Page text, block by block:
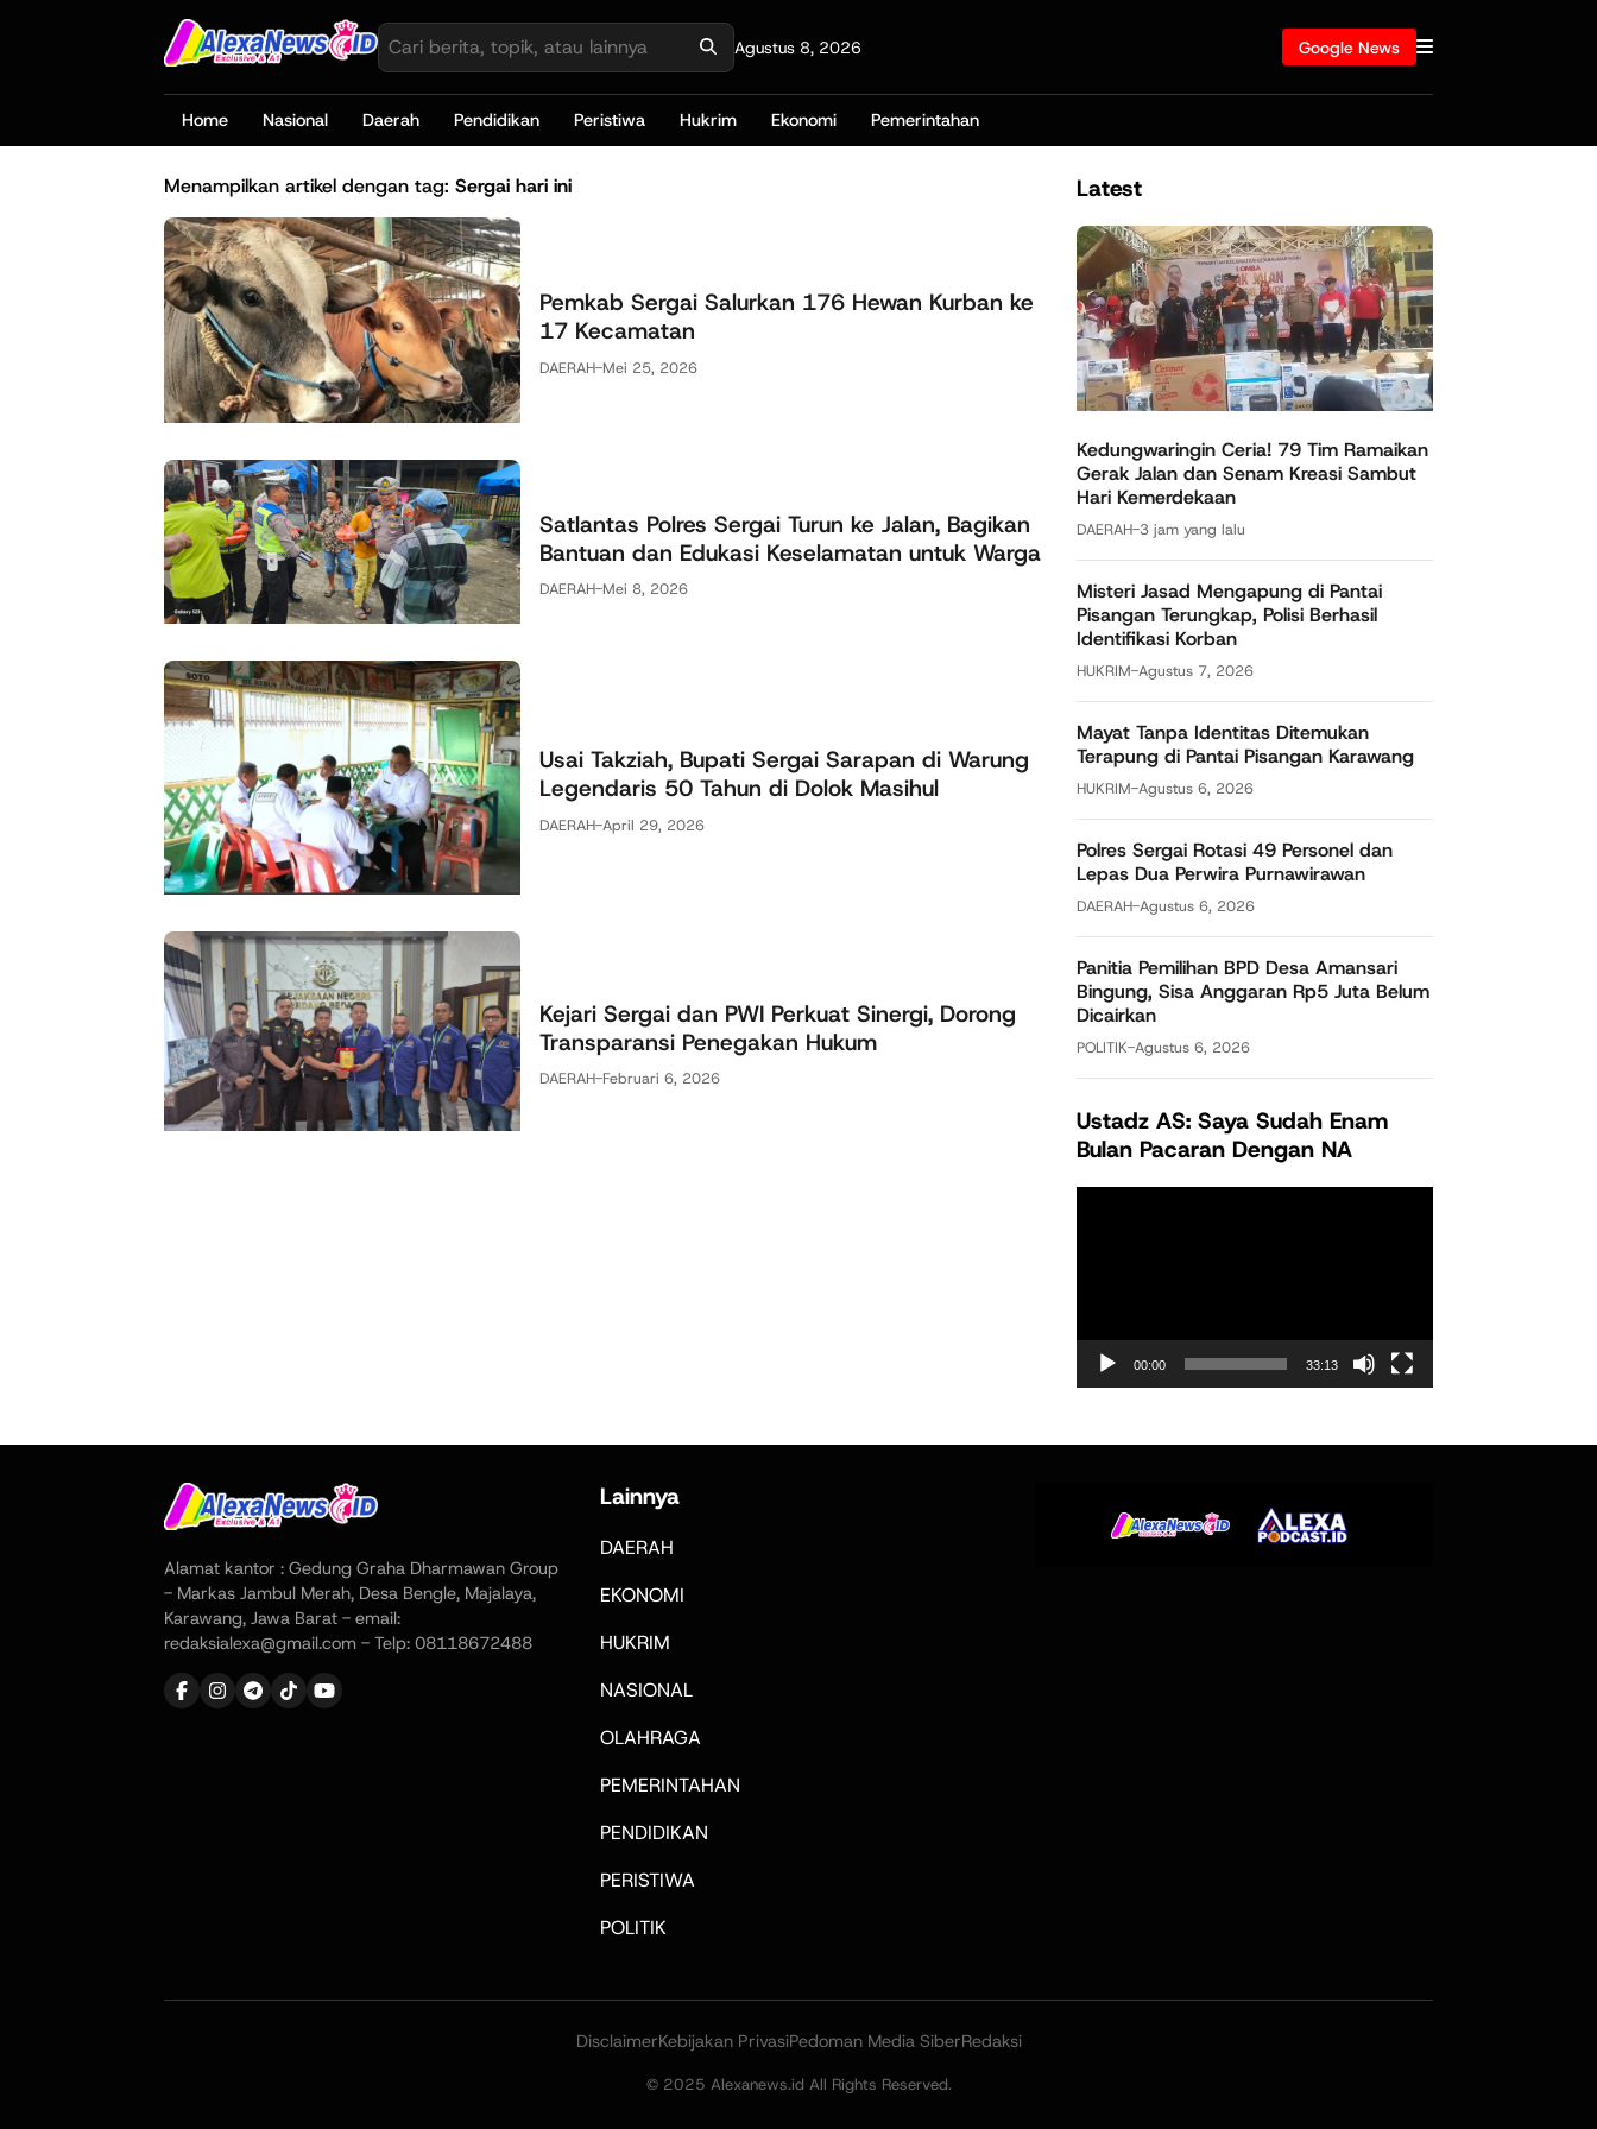
Agustus 8, 2026 Google News
Home Nasional Daerah Pendidikan Peristiwa Hukrim Ekonomi Pemerintahan
Menampilkan artikel dengan tag: Sergai hari ini
Pemkab Sergai Salurkan 176 Hewan Kurban ke
17 Kecamatan
DAERAH-Mei 25, 2026
Satlantas Polres Sergai Turun ke Jalan, Bagikan
Bantuan dan Edukasi Keselamatan untuk Warga
DAERAH-Mei 8, 2026
Usai Takziah, Bupati Sergai Sarapan di Warung
Legendaris 50 Tahun di Dolok Masihul
DAERAH-April 29, 2026
Kejari Sergai dan PWI Perkuat Sinergi, Dorong
Transparansi Penegakan Hukum
DAERAH-Februari 6, 2026
Latest
Kedungwaringin Ceria! 79 Tim Ramaikan
Gerak Jalan dan Senam Kreasi Sambut
Hari Kemerdekaan
DAERAH-3 jam yang lalu
Misteri Jasad Mengapung di Pantai
Pisangan Terungkap, Polisi Berhasil
Identifikasi Korban
HUKRIM-Agustus 7, 2026
Mayat Tanpa Identitas Ditemukan
Terapung di Pantai Pisangan Karawang
HUKRIM-Agustus 6, 2026
Polres Sergai Rotasi 49 Personel dan
Lepas Dua Perwira Purnawirawan
DAERAH-Agustus 6, 2026
Panitia Pemilihan BPD Desa Amansari
Bingung, Sisa Anggaran Rp5 Juta Belum
Dicairkan
POLITIK-Agustus 6, 2026
Ustadz AS: Saya Sudah Enam
Bulan Pacaran Dengan NA
00:00 33:13
Alamat kantor : Gedung Graha Dharmawan Group
- Markas Jambul Merah, Desa Bengle, Majalaya,
Karawang, Jawa Barat - email:
redaksialexa@gmail.com - Telp: 08118672488
Lainnya
DAERAH
EKONOMI
HUKRIM
NASIONAL
OLAHRAGA
PEMERINTAHAN
PENDIDIKAN
PERISTIWA
POLITIK
DisclaimerKebijakan PrivasiPedoman Media SiberRedaksi
© 2025 Alexanews.id All Rights Reserved.